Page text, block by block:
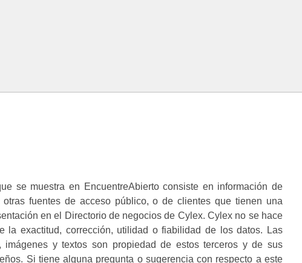
se muestra en EncuentreAbierto consiste en información de
otras fuentes de acceso público, o de clientes que tienen una
en el Directorio de negocios de Cylex. Cylex no se hace
la exactitud, corrección, utilidad o fiabilidad de los datos. Las
imágenes y textos son propiedad de estos terceros y de sus
Si tiene alguna pregunta o sugerencia con respecto a este